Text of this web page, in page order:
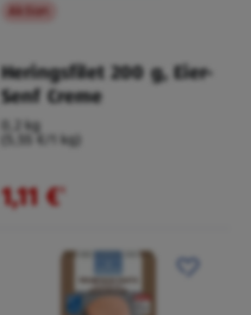
Aktion
Heringsfilet 200 g, Eier-
Senf Creme
0,2 kg
(5,55 €/1 kg)
1,11 €¹